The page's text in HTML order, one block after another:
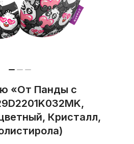
«От Панды с
Кристалл,